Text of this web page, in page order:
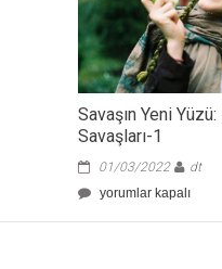
Savaşın Yeni
Savaşları-1
01/03/2022
dt
Savaşın
yorumlar kapalı